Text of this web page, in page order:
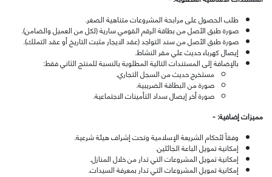
طلب الحصول على مرابحة المشروعات متناهية الصغر.
صورة طبق الأصل من بطاقة الرقم القومي سارية (لكل من العميل والضامن).
صورة طبق الأصل من سند التواجد (عقد الايجار مثبت التاريخ أو عقد التملك).
إيصال كهرباء حديث علي مقر النشاط.
بالإضافة إلى المستندات التالية المطلوبة بالنسبة للمنتج الثاني فقط:
مستخرج حديث من السجل التجاري.
صورة من البطاقة الضريبية.
صورة أخر إيصال سداد التأمينات الاجتماعية.
مميزات إضافية: -
وفقاً لأحكام الشريعة الإسلامية وتحت إشراف هيئة شرعية.
إمكانية تمويل الباعة الجائلين.
إمكانية تمويل المشروعات التي تدار من خلال المنازل.
إمكانية تمويل المشروعات التي تدار بمعرفة السيدات.